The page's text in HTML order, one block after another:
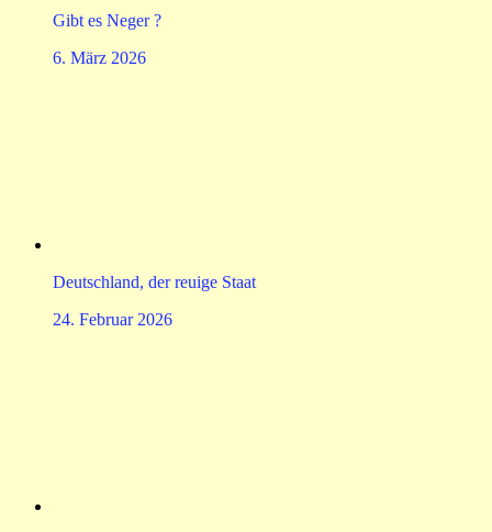
Gibt es Neger ?
6. März 2026
Deutschland, der reuige Staat
24. Februar 2026